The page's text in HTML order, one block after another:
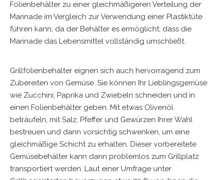
Folienbehälter zu einer gleichmäßigeren Verteilung der
Marinade im Vergleich zur Verwendung einer Plastiktüte
führen kann, da der Behälter es ermöglicht, dass die
Marinade das Lebensmittel vollständig umschließt.
Grillfolienbehälter eignen sich auch hervorragend zum
Zubereiten von Gemüse. Sie können Ihr Lieblingsgemüse
wie Zucchini, Paprika und Zwiebeln schneiden und in
einen Folienbehälter geben. Mit etwas Olivenöl
beträufeln, mit Salz, Pfeffer und Gewürzen Ihrer Wahl
bestreuen und dann vorsichtig schwenken, um eine
gleichmäßige Schicht zu erhalten. Dieser vorbereitete
Gemüsebehälter kann dann problemlos zum Grillplatz
transportiert werden. Laut einer Umfrage unter